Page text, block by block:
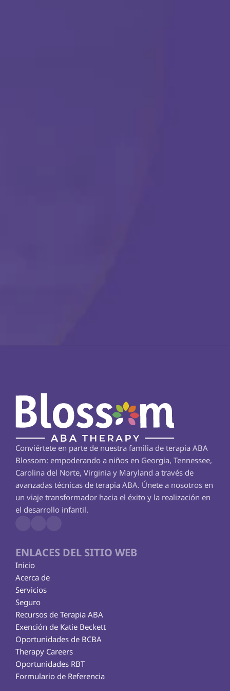
Conviértete en parte de nuestra familia de terapia ABA
Blossom: empoderando a niños en Georgia, Tennessee,
Carolina del Norte, Virginia y Maryland a través de
avanzadas técnicas de terapia ABA. Únete a nosotros en
un viaje transformador hacia el éxito y la realización en
el desarrollo infantil.
ENLACES DEL SITIO WEB
Inicio
Acerca de
Servicios
Seguro
Exención de Katie Beckett
Recursos de Terapia ABA
Therapy Careers
Oportunidades de BCBA
Oportunidades RBT
Formulario de Referencia